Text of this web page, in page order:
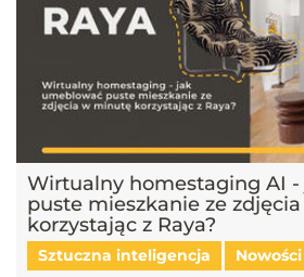
Wirtualny homestaging AI
puste mieszkanie ze
korzystając z Raya?
Sztuczna inteligencja Nowości